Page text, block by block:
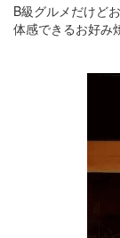
B級グルメだけど
体感できるお好み